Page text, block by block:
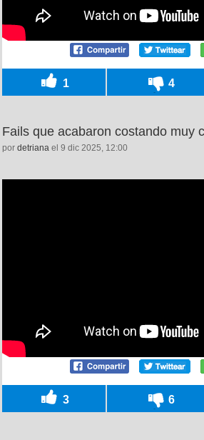
1 4
Fails que acabaron costando muy
por detriana el 9 dic 2025, 12:00
3 6